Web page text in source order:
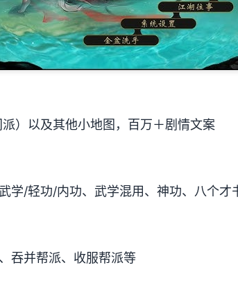
）以及其他小地图，百万＋剧情文案
学/轻功/内功、武学混用、神功、八个才
吞并帮派、收服帮派等